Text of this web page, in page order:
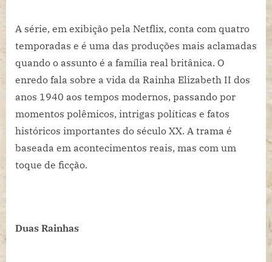
A série, em exibição pela Netflix, conta com quatro
temporadas e é uma das produções mais aclamadas
quando o assunto é a família real britânica. O
enredo fala sobre a vida da Rainha Elizabeth II dos
anos 1940 aos tempos modernos, passando por
momentos polêmicos, intrigas políticas e fatos
históricos importantes do século XX. A trama é
baseada em acontecimentos reais, mas com um
toque de ficção.
Duas Rainhas